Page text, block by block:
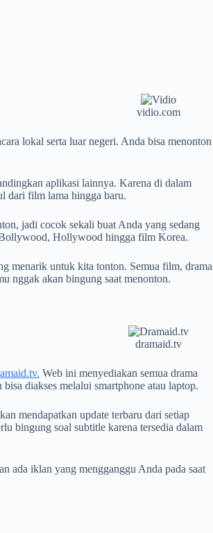
vidio.com
lokal serta luar negeri. Anda bisa menonton
aplikasi lainnya. Karena di dalam
dari film lama hingga baru.
jadi cocok sekali buat Anda yang sedang
Hollywood hingga film Korea.
menarik untuk kita tonton. Semua film, drama
nggak akan bingung saat menonton.
dramaid.tv
Web ini menyediakan semua drama
diakses melalui smartphone atau laptop.
mendapatkan update terbaru dari setiap
bingung soal subtitle karena tersedia dalam
ada iklan yang mengganggu Anda pada saat